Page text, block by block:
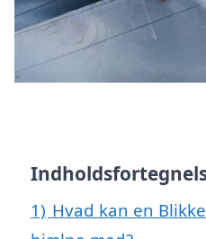
1) Hvad kan en